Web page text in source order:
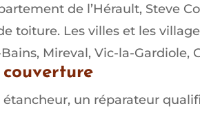
de l’Hérault, Steve
toiture. Les villes et les
Mireval, Vic-la-Gardiole,
un réparateur